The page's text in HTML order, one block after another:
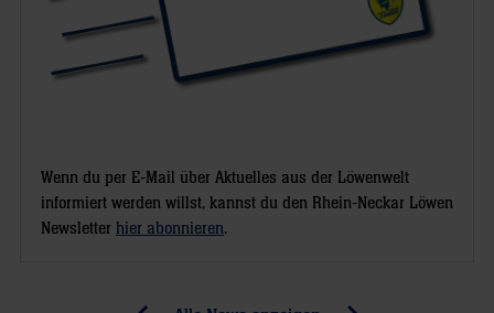
Wenn du per E-Mail über Aktuelles aus der Löwenwelt
informiert werden willst, kannst du den Rhein-Neckar Löwen
Newsletter hier abonnieren.